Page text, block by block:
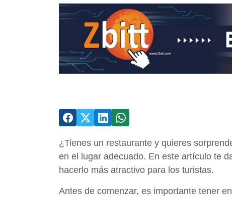
¿Tienes un restaurante y quieres
en el lugar adecuado. En este artículo te
hacerlo más atractivo para los turistas.
Antes de comenzar, es importante tener